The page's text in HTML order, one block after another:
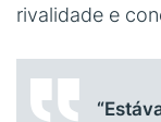
rivalidade e